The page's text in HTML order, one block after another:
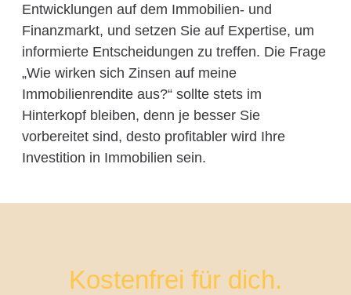
Entwicklungen auf dem Immobilien- und
Finanzmarkt, und setzen Sie auf Expertise, um
informierte Entscheidungen zu treffen. Die Frage
„Wie wirken sich Zinsen auf meine
Immobilienrendite aus?“ sollte stets im
Hinterkopf bleiben, denn je besser Sie
vorbereitet sind, desto profitabler wird Ihre
Investition in Immobilien sein.
Kostenfrei für dich.